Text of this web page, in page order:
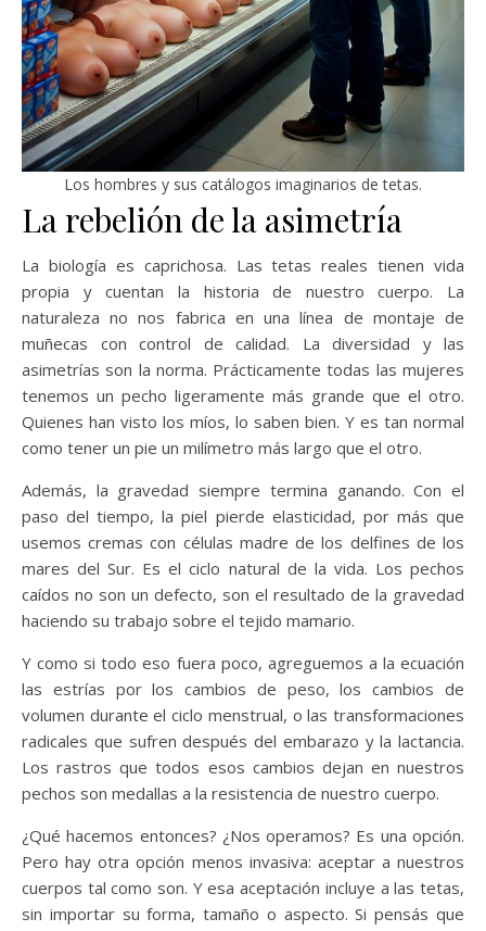
Los hombres y sus catálogos imaginarios de tetas.
La rebelión de la asimetría
La biología es caprichosa. Las tetas reales tienen vida
propia y cuentan la historia de nuestro cuerpo. La
naturaleza no nos fabrica en una línea de montaje de
muñecas con control de calidad. La diversidad y las
asimetrías son la norma. Prácticamente todas las mujeres
tenemos un pecho ligeramente más grande que el otro.
Quienes han visto los míos, lo saben bien. Y es tan normal
como tener un pie un milímetro más largo que el otro.
Además, la gravedad siempre termina ganando. Con el
paso del tiempo, la piel pierde elasticidad, por más que
usemos cremas con células madre de los delfines de los
mares del Sur. Es el ciclo natural de la vida. Los pechos
caídos no son un defecto, son el resultado de la gravedad
haciendo su trabajo sobre el tejido mamario.
Y como si todo eso fuera poco, agreguemos a la ecuación
las estrías por los cambios de peso, los cambios de
volumen durante el ciclo menstrual, o las transformaciones
radicales que sufren después del embarazo y la lactancia.
Los rastros que todos esos cambios dejan en nuestros
pechos son medallas a la resistencia de nuestro cuerpo.
¿Qué hacemos entonces? ¿Nos operamos? Es una opción.
Pero hay otra opción menos invasiva: aceptar a nuestros
cuerpos tal como son. Y esa aceptación incluye a las tetas,
sin importar su forma, tamaño o aspecto. Si pensás que